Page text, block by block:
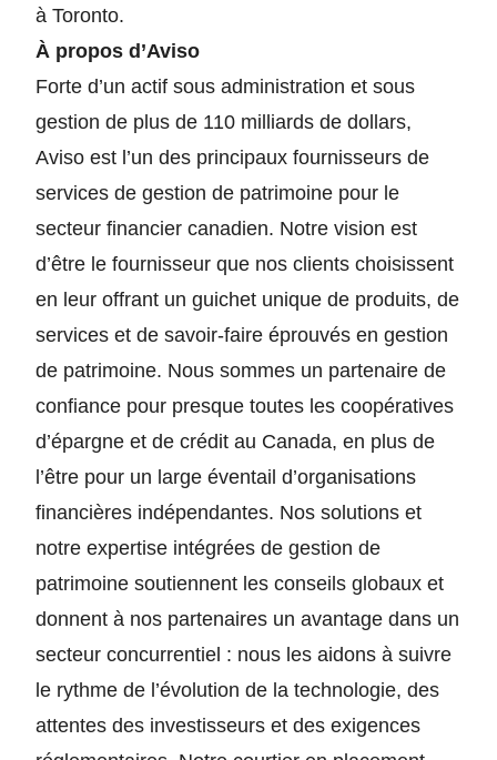
à Toronto.
À propos d’Aviso
Forte d’un actif sous administration et sous
gestion de plus de 110 milliards de dollars,
Aviso est l’un des principaux fournisseurs de
services de gestion de patrimoine pour le
secteur financier canadien. Notre vision est
d’être le fournisseur que nos clients choisissent
en leur offrant un guichet unique de produits, de
services et de savoir-faire éprouvés en gestion
de patrimoine. Nous sommes un partenaire de
confiance pour presque toutes les coopératives
d’épargne et de crédit au Canada, en plus de
l’être pour un large éventail d’organisations
financières indépendantes. Nos solutions et
notre expertise intégrées de gestion de
patrimoine soutiennent les conseils globaux et
donnent à nos partenaires un avantage dans un
secteur concurrentiel : nous les aidons à suivre
le rythme de l’évolution de la technologie, des
attentes des investisseurs et des exigences